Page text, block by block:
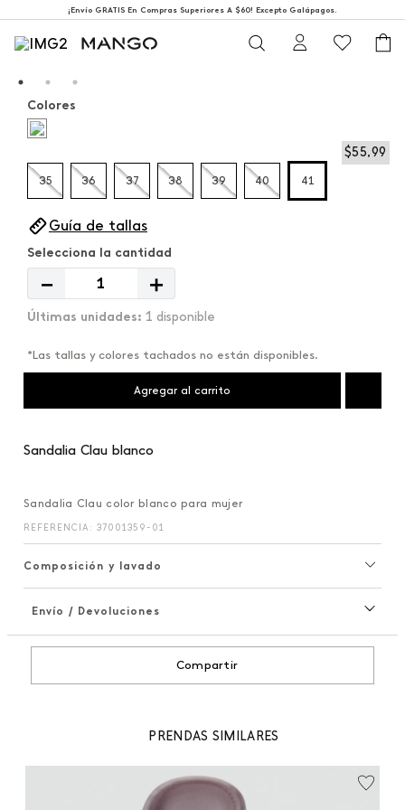
¡Envío GRATIS En Compras Superiores A $60! Excepto Galápagos.
$55,99
Colores
35 36 37 38 39 40 41
Guía de tallas
＋
－
1 disponible
*Las tallas y colores tachados no están disponibles.
Agregar al carrito
Sandalia Clau blanco
Sandalia Clau color blanco para mujer
REFERENCIA : 37001359-01
Composición y lavado
Envío / Devoluciones +
Compartir
PRENDAS SIMILARES